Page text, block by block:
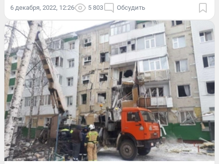
6 декабря, 2022, 12:26 5 803 Обсудить